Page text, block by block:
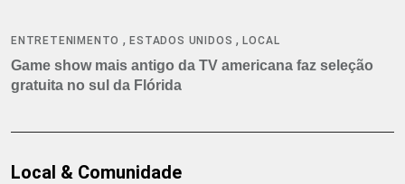
ENTRETENIMENTO ,ESTADOS UNIDOS ,LOCAL
Game show mais antigo da TV americana faz seleção
gratuita no sul da Flórida
Local & Comunidade